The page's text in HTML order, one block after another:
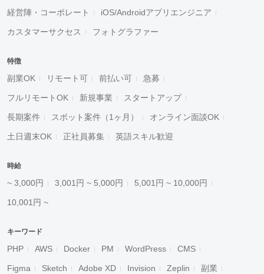
経営陣・コーポレート iOS/Androidアプリエンジニア
カスタマーサクセス フォトグラファー
特徴
副業OK リモート可 前払い可 急募
フルリモートOK 新規事業 スタートアップ
長期案件 スポット案件（1ヶ月） オンライン面談OK
土日週末OK 正社員募集 英語スキル歓迎
時給
~ 3,000円 3,001円 ~ 5,000円 5,001円 ~ 10,000円
10,001円 ~
キーワード
PHP AWS Docker PM WordPress CMS
Figma Sketch Adobe XD Invision Zeplin 副業